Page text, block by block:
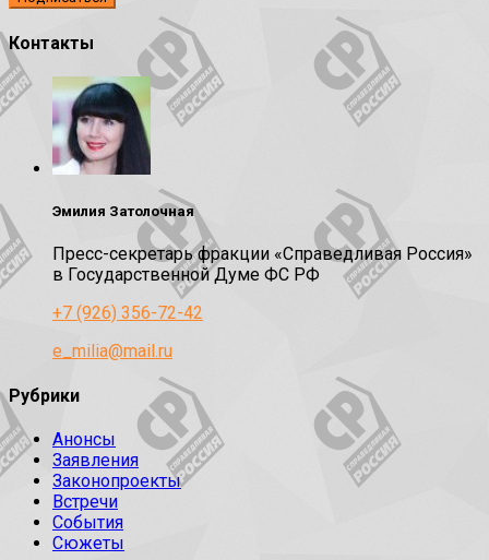
Контакты
Эмилия Затолочная
Пресс-секретарь фракции «Справедливая Россия»
в Государственной Думе ФС РФ
+7 (926) 356-72-42
e_milia@mail.ru
Рубрики
Анонсы
Заявления
Законопроекты
Встречи
События
Сюжеты